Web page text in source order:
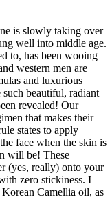
is slowly taking over
well into middle age.
to, has been wooing
western men are
and luxurious
beautiful, radiant
revealed! Our
that makes their
states to apply
face when the skin is
will be! These
(yes, really) onto your
zero stickiness. I
Camellia oil, as